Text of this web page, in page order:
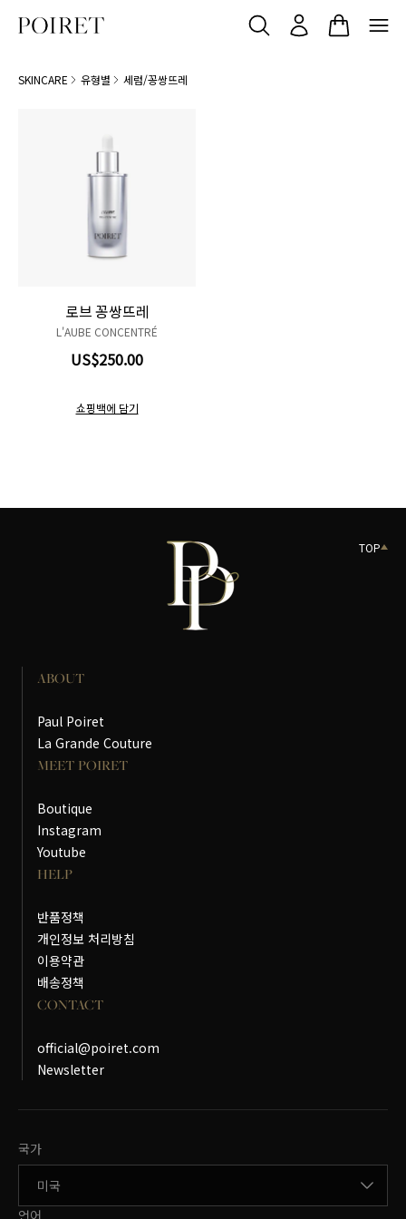
SKINCARE 유형별 세럼/꽁쌍뜨레
로브 꽁쌍뜨레
L'AUBE CONCENTRÉ
US$250.00
쇼핑백에 담기
ABOUT
Paul Poiret
La Grande Couture
MEET POIRET
Boutique
Instagram
Youtube
HELP
반품정책
개인정보 처리방침
이용약관
배송정책
CONTACT
official@poiret.com
Newsletter
국가
국가변경
언어
언어변경
TOP